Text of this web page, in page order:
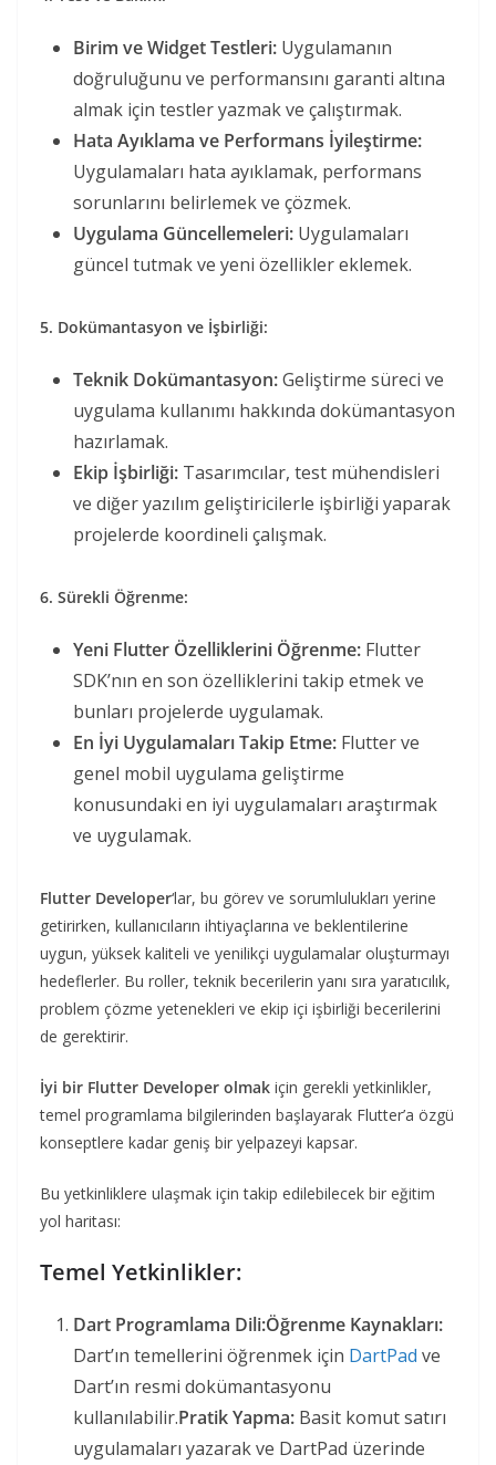
Birim ve Widget Testleri: Uygulamanın
doğruluğunu ve performansını garanti altına
almak için testler yazmak ve çalıştırmak.
Hata Ayıklama ve Performans İyileştirme:
Uygulamaları hata ayıklamak, performans
sorunlarını belirlemek ve çözmek.
Uygulama Güncellemeleri: Uygulamaları
güncel tutmak ve yeni özellikler eklemek.
5. Dokümantasyon ve İşbirliği:
Teknik Dokümantasyon:Geliştirme süreci ve
uygulama kullanımı hakkında dokümantasyon
hazırlamak.
Ekip İşbirliği: Tasarımcılar, test mühendisleri
ve diğer yazılım geliştiricilerle işbirliği yaparak
projelerde koordineli çalışmak.
6. Sürekli Öğrenme:
Yeni Flutter Özelliklerini Öğrenme: Flutter
SDK’nın en son özelliklerini takip etmek ve
bunları projelerde uygulamak.
En İyi Uygulamaları Takip Etme: Flutter ve
genel mobil uygulama geliştirme
konusundaki en iyi uygulamaları araştırmak
ve uygulamak.
Flutter Developer‘lar, bu görev ve sorumlulukları yerine
getirirken, kullanıcıların ihtiyaçlarına ve beklentilerine
uygun, yüksek kaliteli ve yenilikçi uygulamalar oluşturmayı
hedeflerler. Bu roller, teknik becerilerin yanı sıra yaratıcılık,
problem çözme yetenekleri ve ekip içi işbirliği becerilerini
de gerektirir.
İyi bir Flutter Developer olmak için gerekli yetkinlikler,
temel programlama bilgilerinden başlayarak Flutter’a özgü
konseptlere kadar geniş bir yelpazeyi kapsar.
Bu yetkinliklere ulaşmak için takip edilebilecek bir eğitim
yol haritası:
Temel Yetkinlikler:
Dart Programlama Dili:Öğrenme Kaynakları:
Dart’ın temellerini öğrenmek için DartPad ve
Dart’ın resmi dokümantasyonu
kullanılabilir.Pratik Yapma: Basit komut satırı
uygulamaları yazarak ve DartPad üzerinde